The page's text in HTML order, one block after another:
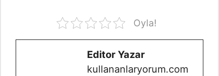
Oyla!
Editor Yazar
kullananlaryorum.com